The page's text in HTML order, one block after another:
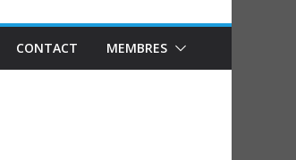
CONTACT MEMBRES